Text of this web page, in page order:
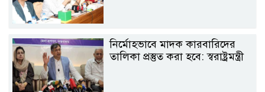
নির্মোহভাবে মাদক কারবারিদের
তালিকা প্রস্তুত করা হবে: স্বরাষ্ট্রমন্ত্রী